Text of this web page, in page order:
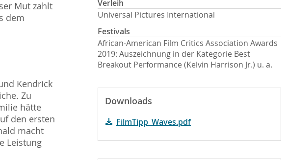
Mut zahlt
dem
Kendrick
Zu
hätte
den ersten
macht
Leistung
Verleih
Universal Pictures International
Festivals
African-American Film Critics Association Awards
2019: Auszeichnung in der Kategorie Best
Breakout Performance (Kelvin Harrison Jr.) u. a.
Downloads
FilmTipp_Waves.pdf